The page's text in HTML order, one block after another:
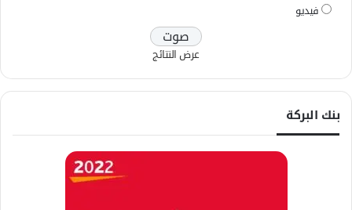
فيديو
عرض النتائج
بنك البركة